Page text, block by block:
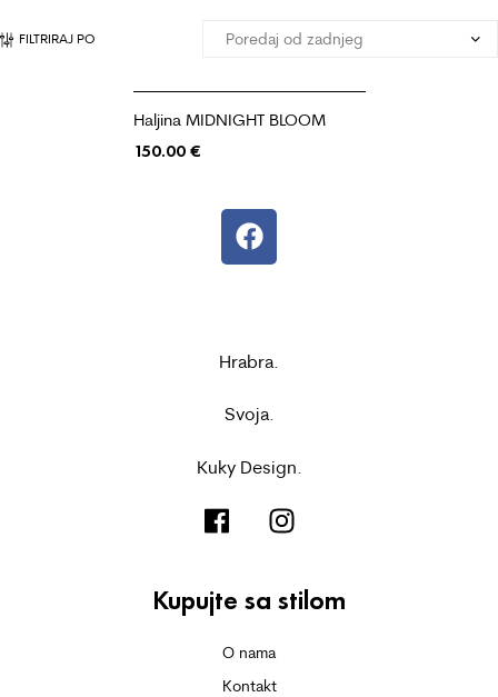
FILTRIRAJ PO
Haljina MIDNIGHT BLOOM
150.00 €
Hrabra.
Svoja.
Kuky Design.
Kupujte sa stilom
O nama
Kontakt